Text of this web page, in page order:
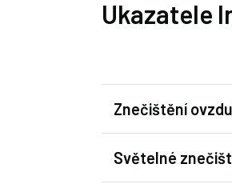
Ukazatele
Znečištění
Světelné